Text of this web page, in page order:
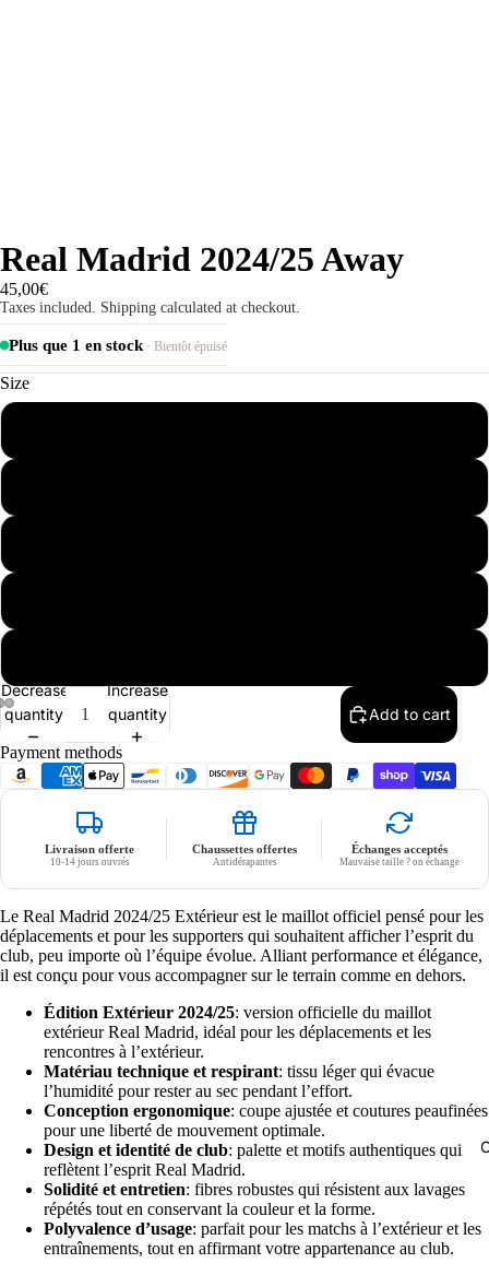
Real Madrid 2024/25 Away
45,00€
Taxes included. Shipping calculated at checkout.
Plus que 1 en stock· Bientôt épuisé
Size
Decrease
quantity
Increase
quantity
Add to cart
Payment methods
Livraison offerte
10-14 jours ouvrés
Chaussettes offertes
Antidérapantes
Échanges acceptés
Mauvaise taille ? on échange
Le Real Madrid 2024/25 Extérieur est le maillot officiel pensé pour les
déplacements et pour les supporters qui souhaitent afficher l’esprit du
club, peu importe où l’équipe évolue. Alliant performance et élégance,
il est conçu pour vous accompagner sur le terrain comme en dehors.
Édition Extérieur 2024/25: version officielle du maillot
extérieur Real Madrid, idéal pour les déplacements et les
rencontres à l’extérieur.
Matériau technique et respirant: tissu léger qui évacue
l’humidité pour rester au sec pendant l’effort.
Conception ergonomique: coupe ajustée et coutures peaufinées
pour une liberté de mouvement optimale.
Design et identité de club: palette et motifs authentiques qui
reflètent l’esprit Real Madrid.
Solidité et entretien: fibres robustes qui résistent aux lavages
répétés tout en conservant la couleur et la forme.
Polyvalence d’usage: parfait pour les matchs à l’extérieur et les
entraînements, tout en affirmant votre appartenance au club.